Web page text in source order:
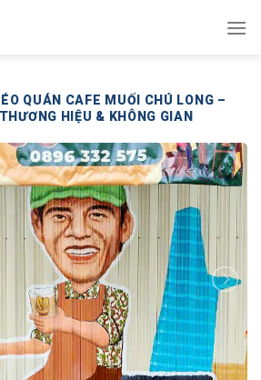
QUÁN CAFE MUỐI CHÚ LONG –
HIỆU & KHÔNG GIAN